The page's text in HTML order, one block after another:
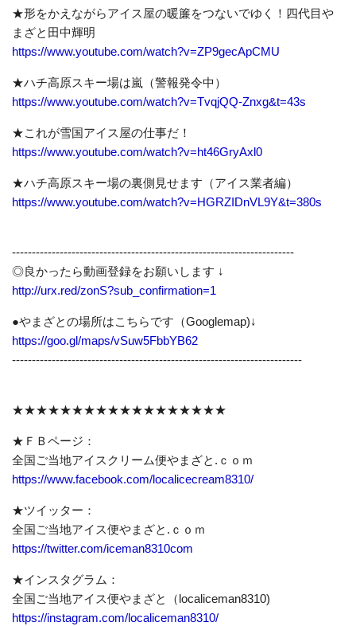
★形をかえながらアイス屋の暖簾をつないでゆく！四代目や
まざと田中輝明
https://www.youtube.com/watch?v=ZP9gecApCMU
★ハチ高原スキー場は嵐（警報発令中）
https://www.youtube.com/watch?v=TvqjQQ-Znxg&t=43s
★これが雪国アイス屋の仕事だ！
https://www.youtube.com/watch?v=ht46GryAxl0
★ハチ高原スキー場の裏側見せます（アイス業者編）
https://www.youtube.com/watch?v=HGRZIDnVL9Y&t=380s
-----------------------------------------------------------------------
◎良かったら動画登録をお願いします ↓
http://urx.red/zonS?sub_confirmation=1
●やまざとの場所はこちらです（Googlemap)↓
https://goo.gl/maps/vSuw5FbbYB62
-------------------------------------------------------------------------
★★★★★★★★★★★★★★★★★★
★ＦＢページ：
全国ご当地アイスクリーム便やまざと.ｃｏｍ
https://www.facebook.com/localicecream8310/
★ツイッター：
全国ご当地アイス便やまざと.ｃｏｍ
https://twitter.com/iceman8310com
★インスタグラム：
全国ご当地アイス便やまざと（localiceman8310)
https://instagram.com/localiceman8310/